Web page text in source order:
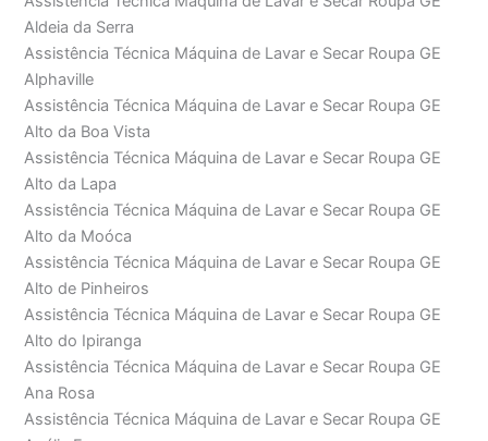
Aldeia da Serra
Assistência Técnica Máquina de Lavar e Secar Roupa GE
Alphaville
Assistência Técnica Máquina de Lavar e Secar Roupa GE
Alto da Boa Vista
Assistência Técnica Máquina de Lavar e Secar Roupa GE
Alto da Lapa
Assistência Técnica Máquina de Lavar e Secar Roupa GE
Alto da Moóca
Assistência Técnica Máquina de Lavar e Secar Roupa GE
Alto de Pinheiros
Assistência Técnica Máquina de Lavar e Secar Roupa GE
Alto do Ipiranga
Assistência Técnica Máquina de Lavar e Secar Roupa GE
Ana Rosa
Assistência Técnica Máquina de Lavar e Secar Roupa GE